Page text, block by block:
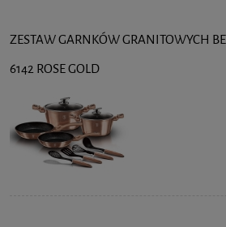
ZESTAW GARNKÓW GRANITOWYCH
6142 ROSE GOLD